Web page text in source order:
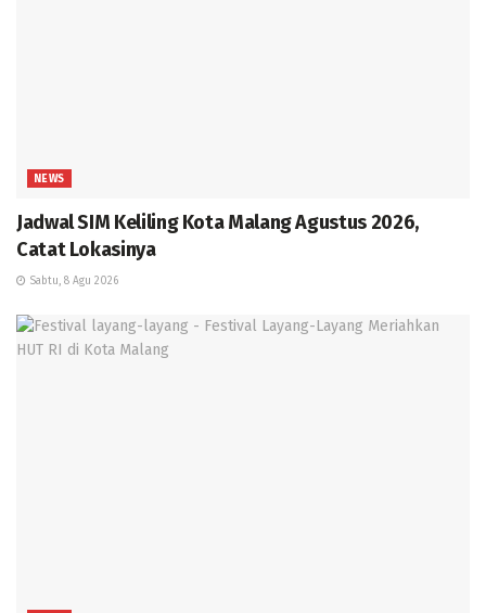
NEWS
Jadwal SIM Keliling Kota Malang Agustus 2026,
Catat Lokasinya
Sabtu, 8 Agu 2026